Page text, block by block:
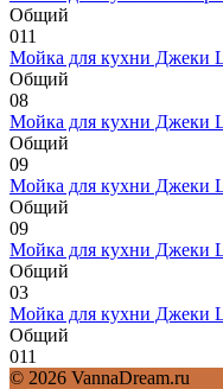
Общий
011
Мойка для кухни Джеки
Общий
08
Мойка для кухни Джеки
Общий
09
Мойка для кухни Джеки
Общий
09
Мойка для кухни Джеки
Общий
03
Мойка для кухни Джеки
Общий
011
© 2026 VannaDream.ru